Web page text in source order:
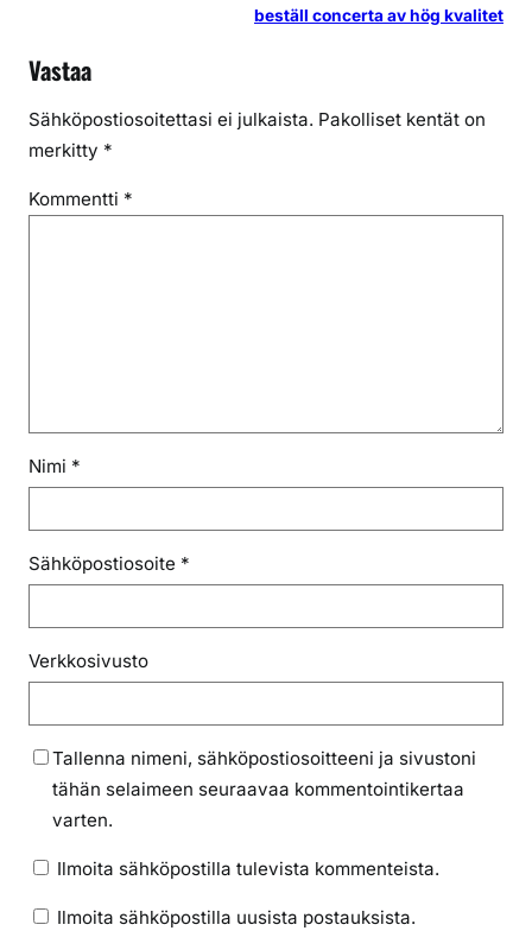
beställ concerta av hög kvalitet
Vastaa
Sähköpostiosoitettasi ei julkaista. Pakolliset kentät on
merkitty *
Kommentti *
Nimi *
Sähköpostiosoite *
Verkkosivusto
Tallenna nimeni, sähköpostiosoitteeni ja sivustoni
tähän selaimeen seuraavaa kommentointikertaa
varten.
Ilmoita sähköpostilla tulevista kommenteista.
Ilmoita sähköpostilla uusista postauksista.